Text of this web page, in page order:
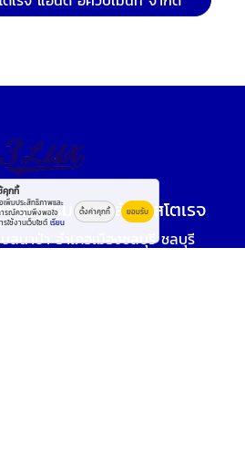
าหกรรม - ทรีลักซ์ สโตเรจ
ลนาป่า อำเภอเมืองชลบุรี ชลบุรี
คุกกี้
เพิ่มประสิทธิภาพและ
รณ์ความพึงพอใจ
ใช้งานเว็บไซต์ เรียน
ตั้งค่าคุกกี้ ยอมรับ